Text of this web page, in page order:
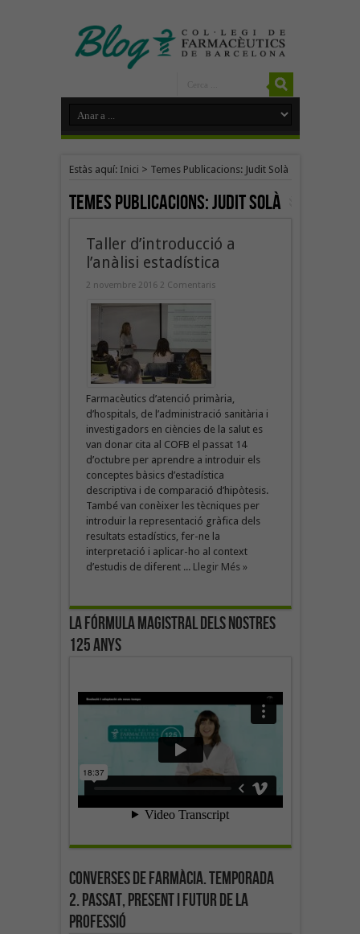
Estàs aquí: Inici > Temes Publicacions: Judit Solà
Temes Publicacions:Judit Solà
Taller d’introducció a
l’anàlisi estadística
2 novembre 2016 2 Comentaris
Farmacèutics d’atenció primària,
d’hospitals, de l’administració sanitària i
investigadors en ciències de la salut es
van donar cita al COFB el passat 14
d’octubre per aprendre a introduir els
conceptes bàsics d’estadística
descriptiva i de comparació d’hipòtesis.
També van conèixer les tècniques per
introduir la representació gràfica dels
resultats estadístics, fer-ne la
interpretació i aplicar-ho al context
d’estudis de diferent ... Llegir Més »
La fórmula magistral dels nostres
125 anys
Converses de farmàcia. Temporada
2. Passat, present i futur de la
professió